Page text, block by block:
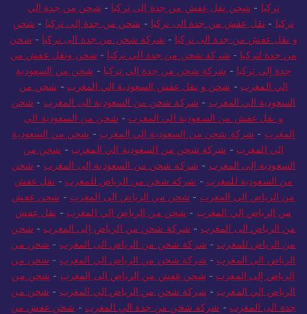
تركيا - شحن نقل عفش من جدة الى تركيا - شحن من جدة الي
تركيا - نقل عفش من جدة الى تركيا - شحن من جدة إلى تركيا - شحن
و نقل عفش من جدة الى تركيا - شركة شحن من جدة الى تركيا - شحن
من جدة لتركيا - شركة شحن من جدة الي تركيا - شحن ونقل عفش من
جدة إلى تركيا - شركة شحن من جدة الي تركيا - شحن من السعودية
الي المغرب - شحن و نقل عفش السعودية الي المغرب - شحن من
السعودية الي المغرب - شركة شحن من السعودية الى المغرب - شحن
و نقل عفش من السعودية الي المغرب - شحن من السعودية الي
المغرب - شركة شحن من السعودية الي المغرب - شحن من السعودية
الي المغرب - شركة شحن من السعودية الي المغرب - شحن من
السعودية إلى المغرب - شركة شحن من السعودية إلى المغرب - شحن
من السعودية للمغرب - شركة شحن من الرياض للمغرب - نقل عفش
من الرياض الى المغرب - شحن من الرياض الى المغرب - شحن عفش
من الرياض الي المغرب - شحن من الرياض الي المغرب - نقل عفش
من الرياض الى المغرب - شركة شحن من الرياض إلى المغرب - شحن
من الرياض للمغرب - شركة شحن من الرياض الى المغرب - شحن من
الرياض الي المغرب - شركة شحن من الرياض الي المغرب - شحن من
الرياض إلى المغرب - شحن عفش من الرياض الى المغرب - شحن من
الرياض الي المغرب - شركة شحن من الرياض الي المغرب - شحن من
جدة الى المغرب - شركة شحن من جدة الي المغرب - شحن عفش من